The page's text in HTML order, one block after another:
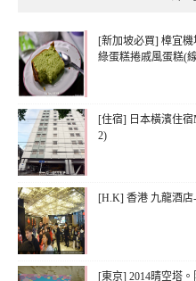
[新加坡必買] 樟宜機
綠蛋糕捲戚風蛋糕(
[住宿] 日本橫濱住宿
2)
[H.K] 香港 九龍酒
[東京] 2014晴空塔